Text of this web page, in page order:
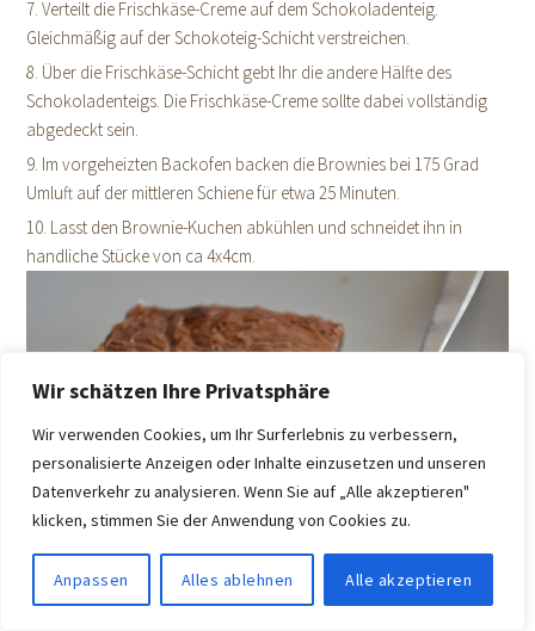
Wir schätzen Ihre Privatsphäre
Wir verwenden Cookies, um Ihr Surferlebnis zu verbessern,
personalisierte Anzeigen oder Inhalte einzusetzen und unseren
Datenverkehr zu analysieren. Wenn Sie auf „Alle akzeptieren"
klicken, stimmen Sie der Anwendung von Cookies zu.
Anpassen Alles ablehnen Alle akzeptieren
7. Verteilt die Frischkäse-Creme auf dem Schokoladenteig.
Gleichmäßig auf der Schokoteig-Schicht verstreichen.
8. Über die Frischkäse-Schicht gebt Ihr die andere Hälfte des
Schokoladenteigs. Die Frischkäse-Creme sollte dabei vollständig
abgedeckt sein.
9. Im vorgeheizten Backofen backen die Brownies bei 175 Grad
Umluft auf der mittleren Schiene für etwa 25 Minuten.
10. Lasst den Brownie-Kuchen abkühlen und schneidet ihn in
handliche Stücke von ca 4x4cm.